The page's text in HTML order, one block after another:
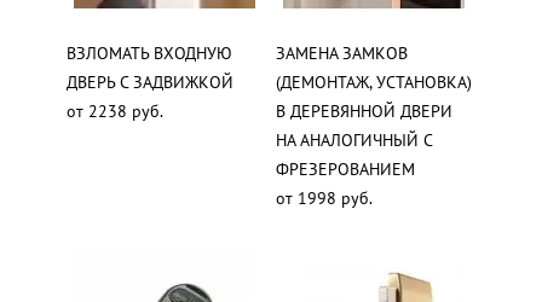
ВЗЛОМАТЬ ВХОДНУЮ
ДВЕРЬ С ЗАДВИЖКОЙ
от 2238 руб.
ЗАМЕНА ЗАМКОВ
(ДЕМОНТАЖ, УСТАНОВКА)
В ДЕРЕВЯННОЙ ДВЕРИ
НА АНАЛОГИЧНЫЙ С
ФРЕЗЕРОВАНИЕМ
от 1998 руб.